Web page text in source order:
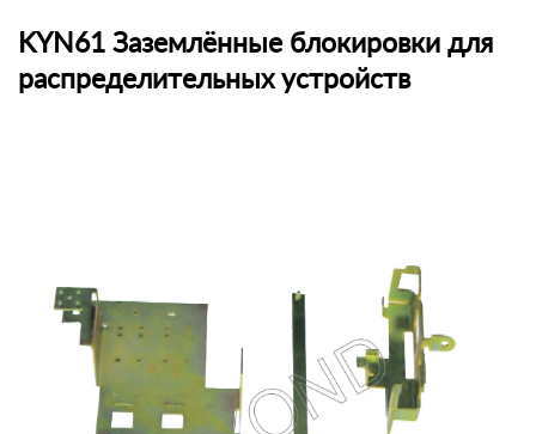
KYN61 Заземлённые блокировки для
распределительных устройств